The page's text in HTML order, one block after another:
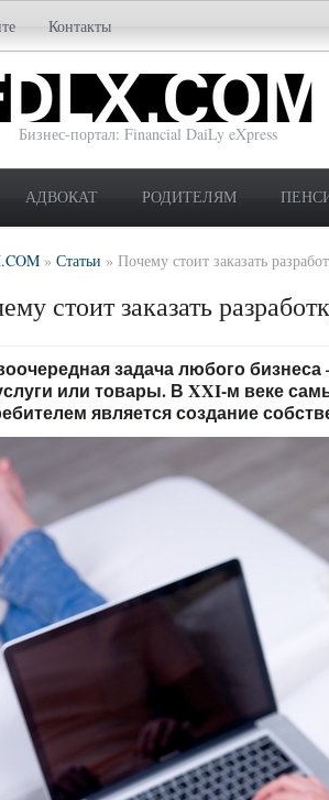
Контакты
Бизнес-портал: Financial DaiLy eXpress
АДВОКАТ РОДИТЕЛЯМ
» Статьи » Почему стоит заказать
стоит заказать
задача любого
или товары. В XXI-м веке
является создание